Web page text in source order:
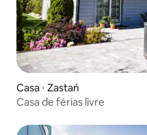
Casa ⋅ Zastań
Casa de férias livre